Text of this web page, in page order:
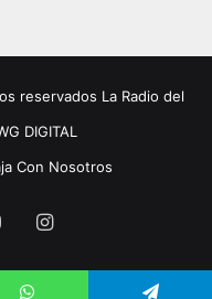
reservados La Radio del
DIGITAL
Con Nosotros
YouTubeInstagram